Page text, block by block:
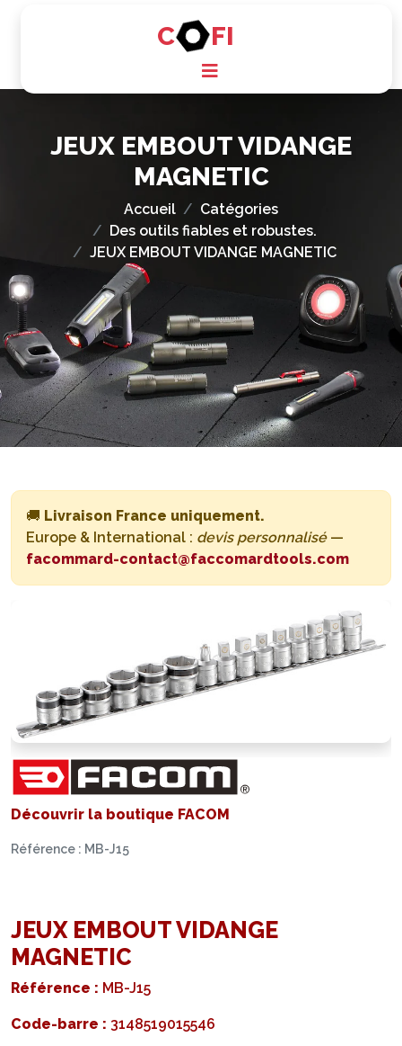
C FI
JEUX EMBOUT VIDANGE
MAGNETIC
Accueil
Catégories
Des outils fiables et robustes.
JEUX EMBOUT VIDANGE MAGNETIC
🚚 Livraison France uniquement.
Europe & International : devis personnalisé—
facommard-contact@faccomardtools.com
Découvrir la boutique FACOM
Référence : MB-J15
JEUX EMBOUT VIDANGE
MAGNETIC
Référence : MB-J15
Code-barre : 3148519015546